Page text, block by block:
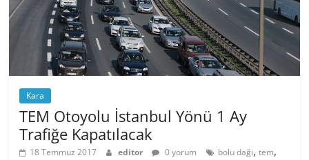
Kara
TEM Otoyolu İstanbul Yönü 1 Ay
Trafiğe Kapatılacak
18 Temmuz 2017 editor 0 yorum bolu dağı,tem,